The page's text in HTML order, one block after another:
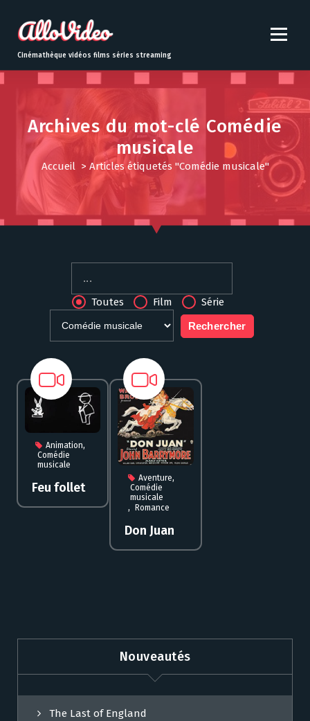
t
o
Cinémathèque vidéos films séries streaming
Archives du mot-clé Comédie
musicale
Accueil> Articles étiquetés "Comédie musicale"
Toutes Film Série
Animation,
Comédie
musicale
Feu follet
Aventure,
Comédie
musicale
, Romance
Don Juan
Nouveautés
The Last of England